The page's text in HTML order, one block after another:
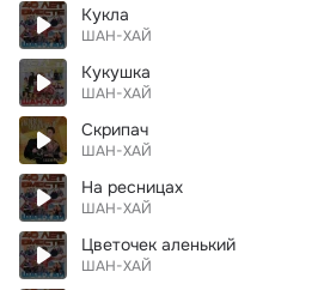
Кукла
ШАН-ХАЙ
Кукушка
ШАН-ХАЙ
Скрипач
ШАН-ХАЙ
На ресницах
ШАН-ХАЙ
Цветочек аленький
ШАН-ХАЙ